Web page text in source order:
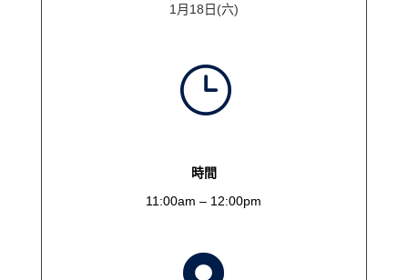
1月18日(六)
}
時間
11:00am – 12:00pm